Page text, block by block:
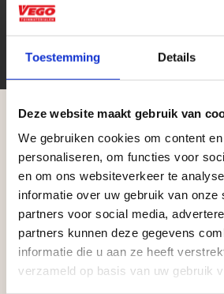
Toestemming Details
Deze website maakt gebruik van
We gebruiken cookies om content
personaliseren, om functies voor
en om ons websiteverkeer te
informatie over uw gebruik van onze
partners voor social media,
partners kunnen deze gegevens
informatie die u aan ze heeft
verzameld op basis van uw gebruik
Kleuren
Eenheid m²
Zakelijke klant worden
Vego Tuinmaterialen is de meest
Aangepaste
vakantieperiode
Waardenburg en Vego
de vakantieperiode aangepaste
zaterdag. Bekijk de
actuele openingstijden.